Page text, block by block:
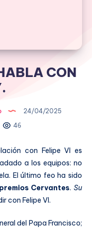
CON
24/04/2025
46
con Felipe VI es
a los equipos: no
El último feo ha sido
premios Cervantes.Su
con Felipe VI.
del Papa Francisco;